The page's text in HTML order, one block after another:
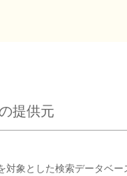
提供元
象とした検索データベー